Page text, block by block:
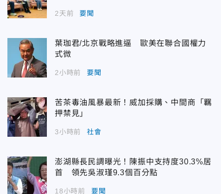
2天前 要聞
葉珈君/北京戰略進逼 歐美在聯合國權力
式微
2小時前 要聞
苦茶毒油風暴最新！威加採購、中間商「羈
押禁見」
3小時前 社會
澎湖縣長民調曝光！陳振中支持度30.3%居
首 領先吳淑瑾9.3個百分點
18小時前 要聞